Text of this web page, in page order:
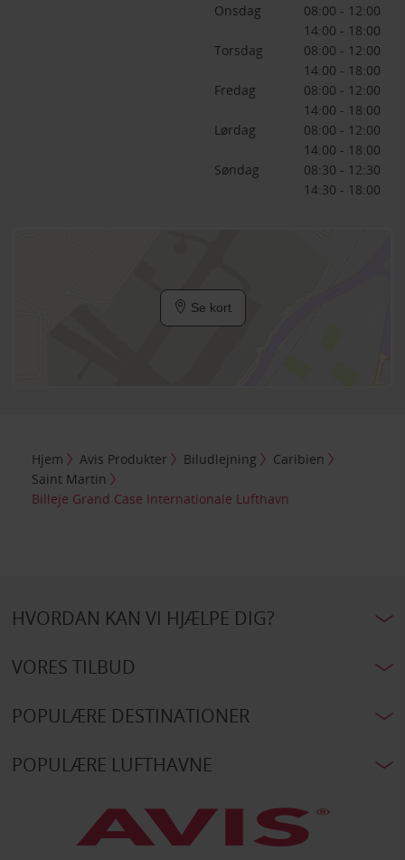
Onsdag
08:00 - 12:00
14:00 - 18:00
Torsdag
08:00 - 12:00
14:00 - 18:00
Fredag
08:00 - 12:00
14:00 - 18:00
Lørdag
08:00 - 12:00
14:00 - 18:00
Søndag
08:30 - 12:30
14:30 - 18:00
Se kort
Hjem Avis Produkter Biludlejning
Caribien
Saint Martin
Billeje Grand Case Internationale Lufthavn
HVORDAN KAN VI HJÆLPE DIG?
VORES TILBUD
POPULÆRE DESTINATIONER
POPULÆRE LUFTHAVNE